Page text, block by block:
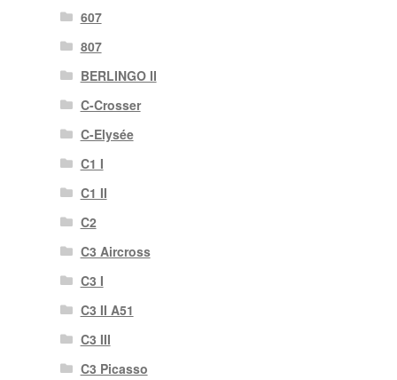
607
807
BERLINGO II
C-Crosser
C-Elysée
C1 I
C1 II
C2
C3 Aircross
C3 I
C3 II A51
C3 III
C3 Picasso